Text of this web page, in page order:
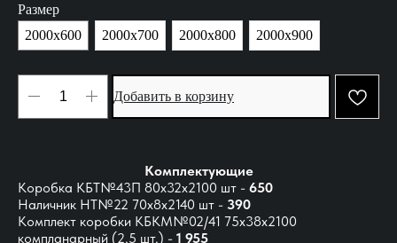
Размер
2000х600
2000х700 2000х800 2000х900
Добавить в корзину
Комплектующие
Коробка КБТ№43П 80х32х2100 шт - 650
Наличник НТ№22 70х8х2140 шт - 390
Комплект коробки КБКМ№02/41 75х38х2100
компланарный (2.5 шт.) - 1 955